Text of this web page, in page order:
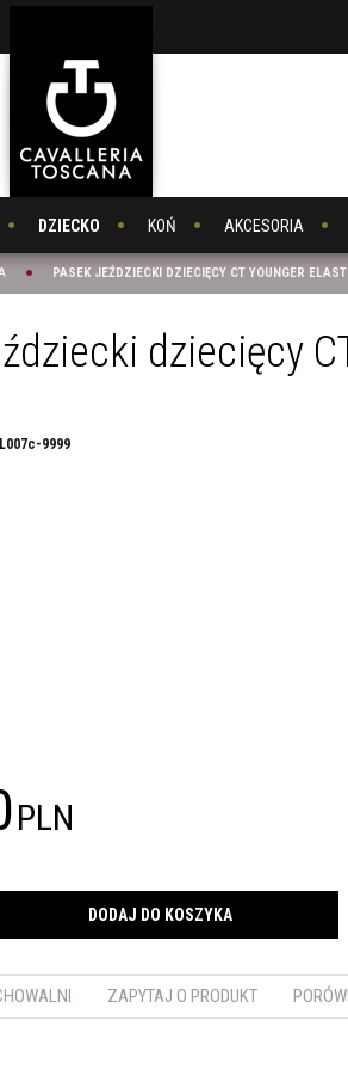
DZIECKO KOŃ AKCESORIA
PASEK JEŹDZIECKI DZIECIĘCY CT YOUNGER
dziecięcy
9999
PLN
DODAJ DO KOSZYKA
ZAPYTAJ O PRODUKT